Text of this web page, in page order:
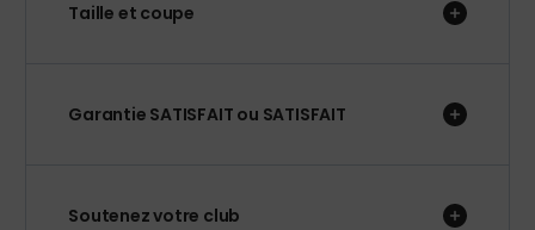
Taille et coupe
Garantie SATISFAIT ou SATISFAIT
Soutenez votre club